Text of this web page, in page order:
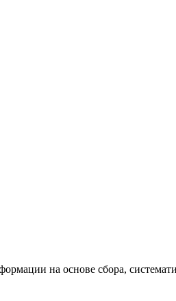
на основе сбора,